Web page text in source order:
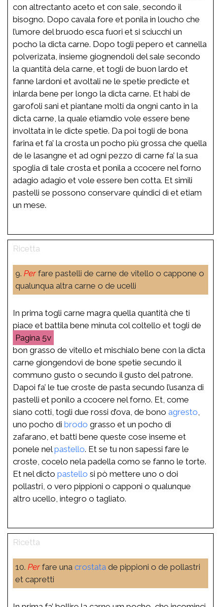
con altrectanto aceto et con sale, secondo il
bisogno. Dopo cavala fore et ponila in loucho che
l’umore del bruodo esca fuori et si sciucchi un
pocho la dicta carne. Dopo togli pepero et cannella
polverizata, insieme giognendoli del sale secondo
la quantità dela carne, et togli de buon lardo et
fanne lardoni et avoltali ne le spetie predicte et
inlarda bene per longo la dicta carne. Et habi de
garofoli sani et piantane molti da ongni canto in la
dicta carne, la quale etiamdio vole essere bene
involtata in le dicte spetie. Da poi togli de bona
farina et fa’ la crosta un pocho più grossa che quella
de le lasangne et ad ogni pezzo di carne fa’ la sua
spoglia di tale crosta et ponila a ccocere nel forno
adagio adagio et vole essere ben cotta. Et simili
pastelli se possono conservare quindici dì et etiam
un mese.
9. Perfare pastelli de carne de vitello o cappone o
qualunqua altra carne o de ucelli
In prima togli carne magra quella quantità che ti
piace et battila bene minuta col coltello et togli de
5v
bon grasso de vitello et mischialo bene con la dicta
carne giongendovi de bone spetie secundo il
communo gusto o secundo il gusto del patrone.
Dapoi fa’ le tue croste de pasta secundo l’usanza di
pastelli et ponilo a ccocere nel forno. Et, come
siano cotti, togli due rossi d’ova, de bono agresto
uno pocho di brodo grasso et un pocho di
zafarano, et batti bene queste cose inseme et
ponele nelpastello. Et se tu non sapessi fare le
croste, cocelo nela padella como se fanno le torte.
Et nel dicto pastello si pò mettere uno o doi
pollastri, o vero pippioni o capponi o qualunque
altro ucello, integro o tagliato.
10. Perfare una crostata de pippioni o de pollastri
et capretti